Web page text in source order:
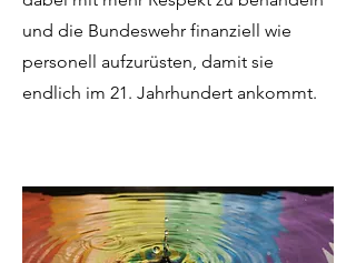
und die Bundeswehr finanziell wie
personell aufzurüsten, damit sie
endlich im 21. Jahrhundert ankommt.